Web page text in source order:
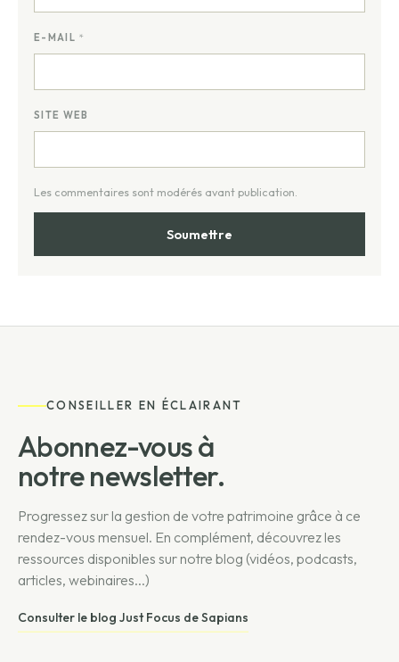
E-MAIL *
SITE WEB
CONSEILLER EN ÉCLAIRANT
Abonnez-vous à
notre newsletter.
Progressez sur la gestion de votre patrimoine grâce à ce
rendez-vous mensuel. En complément, découvrez les
ressources disponibles sur notre blog (vidéos, podcasts,
articles, webinaires...)
Consulter le blog Just Focus de Sapians